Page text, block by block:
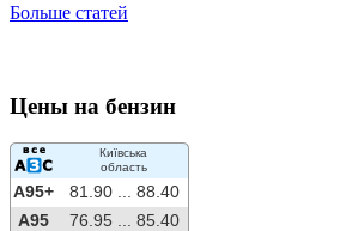
Больше статей
Цены на бензин
Київська
область
A95+ 81.90 ...
88.40
A95
76.95 ...
85.40